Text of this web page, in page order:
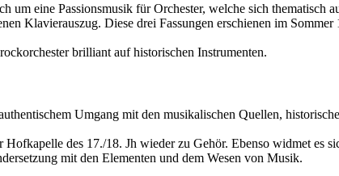
eine Passionsmusik für Orchester, welche sich thematisch
Klavierauszug. Diese drei Fassungen erschienen im
brilliant auf historischen Instrumenten.
Umgang mit den musikalischen Quellen,
des 17./18. Jh wieder zu Gehör. Ebenso widmet es
mit den Elementen und dem Wesen von Musik.